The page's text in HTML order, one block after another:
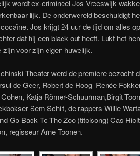
wordt ex-crimineel Jos Vreeswijk
lijk. De onderwereld beschuldigt
Jos krijgt 24 uur de tijd om alles
dat hij een black out heeft. Lukt het
zijn voor zijn eigen huwelijk.
Theater werd de premiere bezocht
de Geer, Robert de Hoog, Renée
Katja Römer-Schuurman,Birgit
Sem Schilt, de rappers Willie
Go Back To The Zoo (titelsong) Cas
regisseur Arne Toonen.